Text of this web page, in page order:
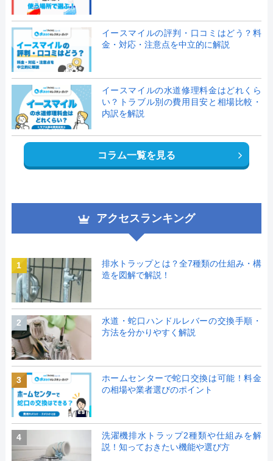
イースマイルの評判・口コミはどう？料
金・対応・注意点を中立的に解説
イースマイルの水道修理料金はどれくら
い？トラブル別の費用目安と相場比較・
内訳を解説
コラム一覧を見る
アクセスランキング
1
排水トラップとは？全7種類の仕組み・構
造を図解で解説！
2
水道・蛇口ハンドルレバーの交換手順・
方法を分かりやすく解説
3
ホームセンターで蛇口交換は可能！料金
の相場や業者選びのポイント
4
洗濯機排水トラップ2種類や仕組みを解
説！知っておきたい機能や選び方